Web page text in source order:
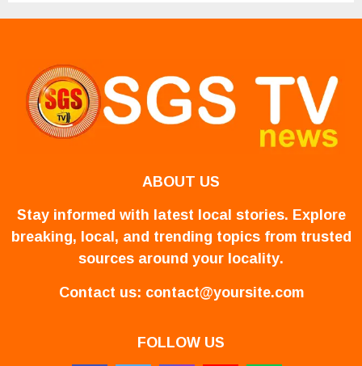
ABOUT US
Stay informed with latest local stories. Explore
breaking, local, and trending topics from trusted
sources around your locality.
Contact us: contact@yoursite.com
FOLLOW US